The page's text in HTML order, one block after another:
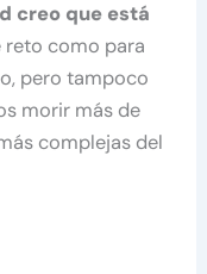
creo que está
reto como para
pero tampoco
morir más de
complejas del